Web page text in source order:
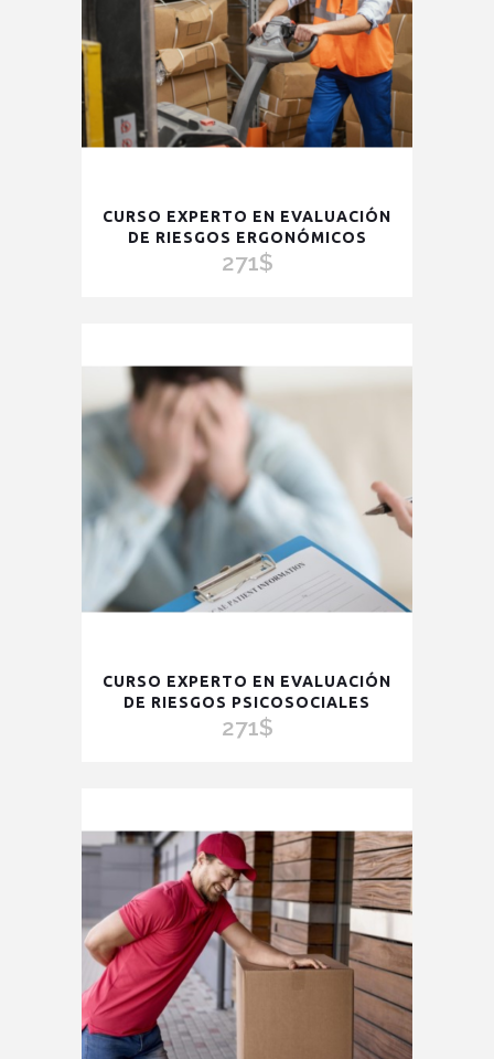
CURSO EXPERTO EN EVALUACIÓN
DE RIESGOS ERGONÓMICOS
271$
CURSO EXPERTO EN EVALUACIÓN
DE RIESGOS PSICOSOCIALES
271$